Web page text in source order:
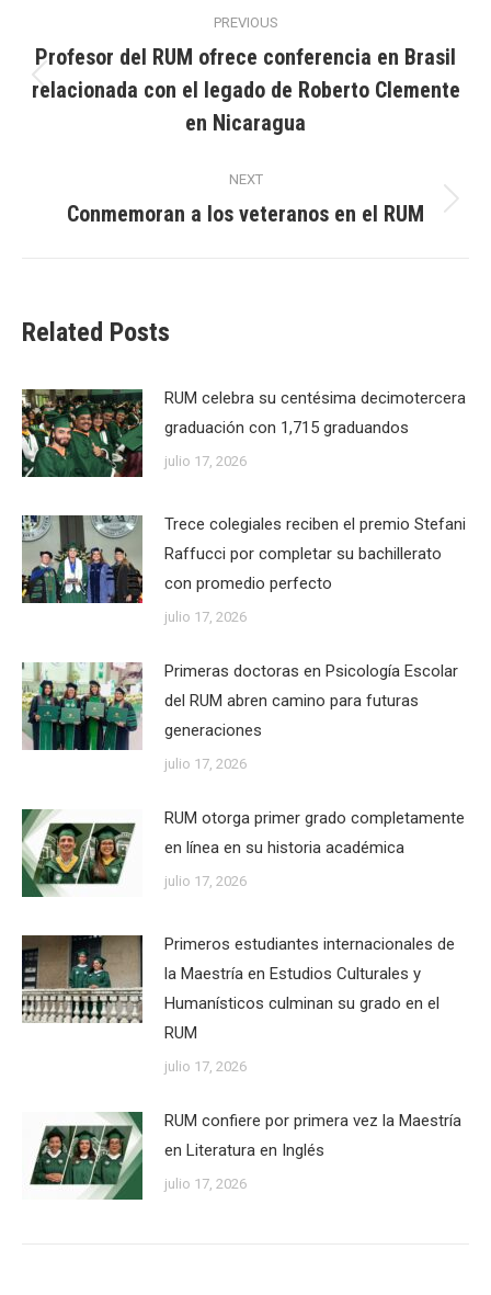
navigation
PREVIOUS
Previous
post:
Profesor del RUM ofrece conferencia en Brasil
relacionada con el legado de Roberto Clemente
en Nicaragua
NEXT
Next
Conmemoran a los veteranos en el RUM
Related Posts
RUM celebra su centésima decimotercera
graduación con 1,715 graduandos
julio 17, 2026
Trece colegiales reciben el premio Stefani
Raffucci por completar su bachillerato
con promedio perfecto
julio 17, 2026
Primeras doctoras en Psicología Escolar
del RUM abren camino para futuras
generaciones
julio 17, 2026
RUM otorga primer grado completamente
en línea en su historia académica
julio 17, 2026
Primeros estudiantes internacionales de
la Maestría en Estudios Culturales y
Humanísticos culminan su grado en el
RUM
julio 17, 2026
RUM confiere por primera vez la Maestría
en Literatura en Inglés
julio 17, 2026